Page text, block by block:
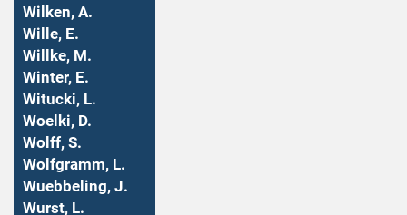
Wilken, A.
Wille, E.
Willke, M.
Winter, E.
Witucki, L.
Woelki, D.
Wolff, S.
Wolfgramm, L.
Wuebbeling, J.
Wurst, L.